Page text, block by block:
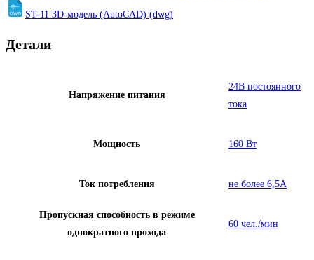
ST-11 3D-модель (AutoCAD) (dwg)
Детали
Напряжение питания
24В постоянного
тока
Мощность 160 Вт
Ток потребления не более 6,5А
Пропускная способность в режиме
однократного прохода
60 чел./мин